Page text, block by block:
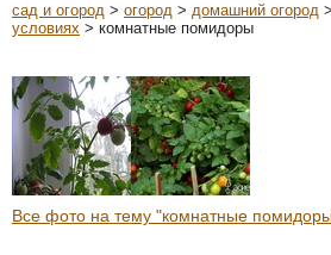
сад и огород > огород > домашний огород >
условиях > комнатные помидоры
Все фото на тему "комнатные